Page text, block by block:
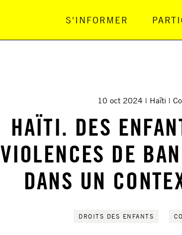
Navigation Principale
S'INFORMER
10 oct 2024 Haïti
HAÏTI. DES
VIOLENCES DE
DANS UN
DROITS DES ENFANTS